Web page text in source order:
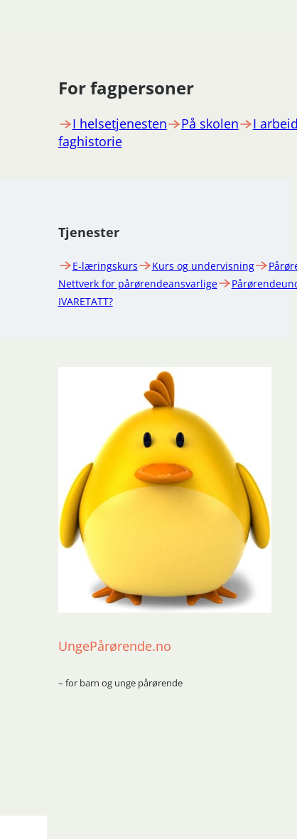
For fagpersoner
I helsetjenesten På skolen
I
faghistorie
Tjenester
E-læringskurs Kurs og undervisning
Nettverk for pårørendeansvarlige
IVARETATT?
UngePårørende.no
– for barn og unge pårørende